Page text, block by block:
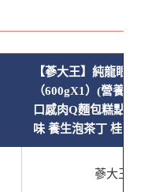
【蔘大王】純龍眼
（600gX1）(營養
口感肉Q麵包糕點餡
味 養生泡茶丁 桂圓
蔘大王